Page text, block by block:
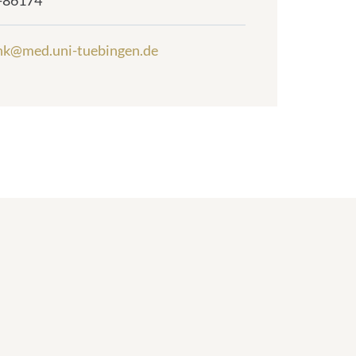
tuebingen.de